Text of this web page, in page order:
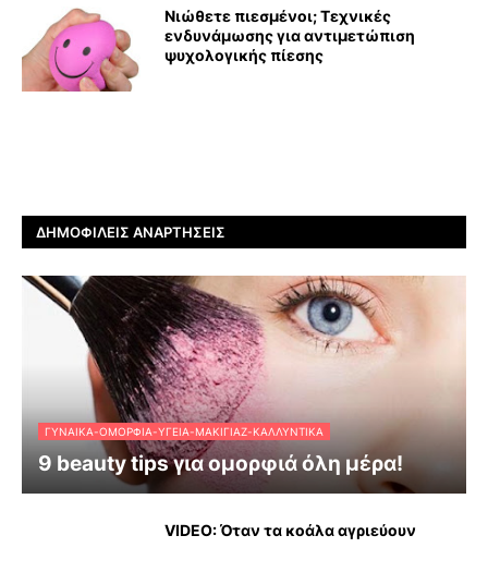
Νιώθετε πιεσμένοι; Τεχνικές
ενδυνάμωσης για αντιμετώπιση
ψυχολογικής πίεσης
ΔΗΜΟΦΙΛΕΊΣ ΑΝΑΡΤΉΣΕΙΣ
ΓΥΝΑΊΚΑ-ΟΜΟΡΦΙΆ-ΥΓΕΊΑ-ΜΑΚΙΓΙΆΖ-ΚΑΛΛΥΝΤΙΚΆ
9 beauty tips για ομορφιά όλη μέρα!
VIDEO: Όταν τα κοάλα αγριεύουν